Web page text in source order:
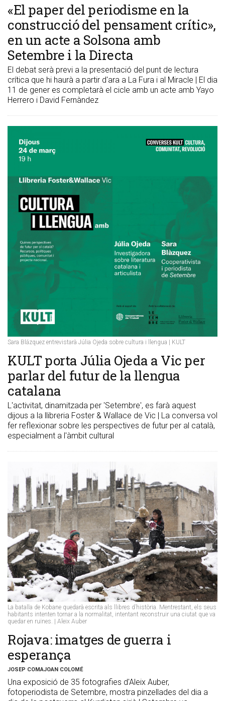
«El paper del periodisme en la
construcció del pensament crític»,
en un acte a Solsona amb
Setembre i la Directa
El debat serà previ a la presentació del punt de lectura
crítica que hi haurà a partir d'ara a La Fura i al Miracle | El dia
11 de gener es completarà el cicle amb un acte amb Yayo
Herrero i David Fernàndez
Sara Blázquez entrevistarà Júlia Ojeda sobre cultura i llengua | KULT
KULT porta Júlia Ojeda a Vic per
parlar del futur de la llengua
catalana
L'activitat, dinamitzada per 'Setembre', es farà aquest
dijous a la llibreria Foster & Wallace de Vic | La conversa vol
fer reflexionar sobre les perspectives de futur per al català,
especialment a l'àmbit cultural
La batalla de Kobane quedarà escrita als llibres d’història. Mentrestant, els seus
habitants intenten tornar a la normalitat, intentant reconstruir una ciutat que va
quedar en ruïnes. | Aleix Auber
Rojava: imatges de guerra i
esperança
JOSEP COMAJOAN COLOMÉ
Una exposició de 35 fotografies d'Aleix Auber,
fotoperiodista de Setembre, mostra pinzellades del dia a